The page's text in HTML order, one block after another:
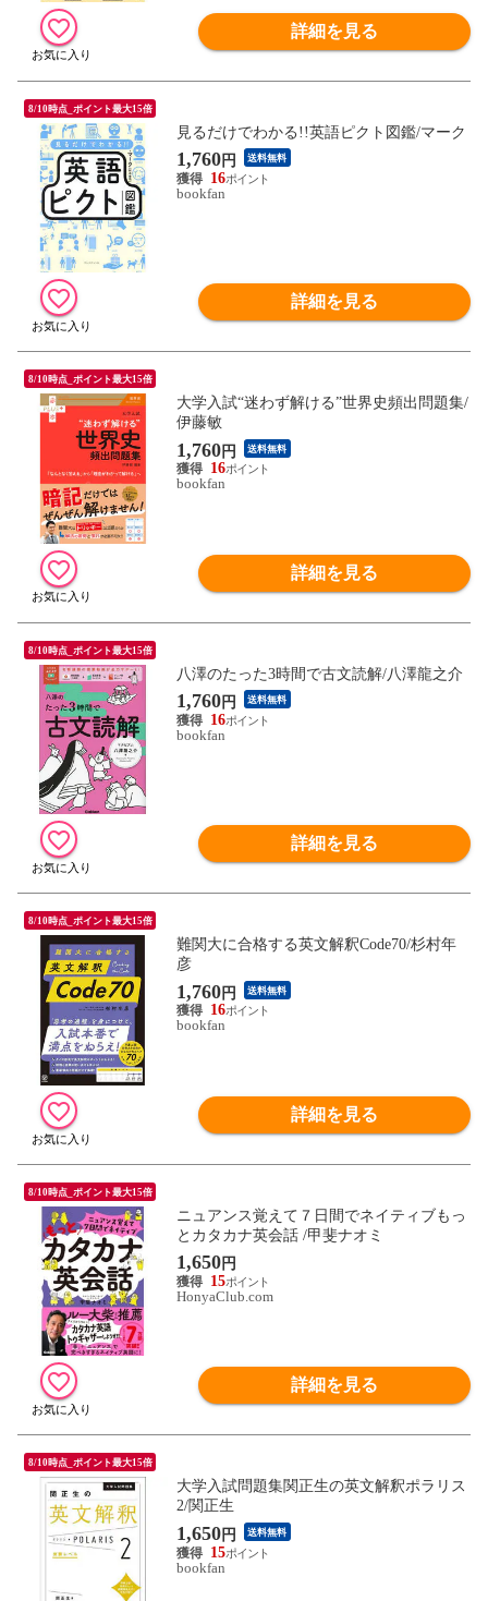
詳細を見る
8/10時点_ポイント最大15倍
見るだけでわかる!!英語ピクト図鑑/マーク
1,760円 送料無料
16
bookfan
詳細を見る
8/10時点_ポイント最大15倍
大学入試“迷わず解ける”世界史頻出問題集/
伊藤敏
1,760円 送料無料
16
bookfan
詳細を見る
8/10時点_ポイント最大15倍
八澤のたった3時間で古文読解/八澤龍之介
1,760円 送料無料
16
bookfan
詳細を見る
8/10時点_ポイント最大15倍
難関大に合格する英文解釈Code70/杉村年
彦
1,760円 送料無料
16
bookfan
詳細を見る
8/10時点_ポイント最大15倍
ニュアンス覚えて７日間でネイティブもっ
とカタカナ英会話 /甲斐ナオミ
1,650円
15
HonyaClub.com
詳細を見る
8/10時点_ポイント最大15倍
大学入試問題集関正生の英文解釈ポラリス
2/関正生
1,650円 送料無料
15
bookfan